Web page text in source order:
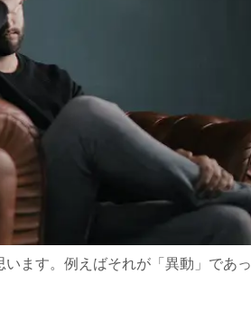
ます。例えばそれが「異動」であっ